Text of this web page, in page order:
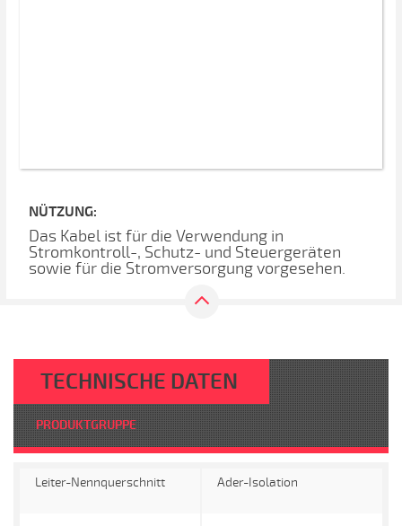
NÜTZUNG:
Das Kabel ist für die Verwendung in
Stromkontroll-, Schutz- und Steuergeräten
sowie für die Stromversorgung vorgesehen.
TECHNISCHE DATEN
PRODUKTGRUPPE
Leiter-Nennquerschnitt Ader-Isolation